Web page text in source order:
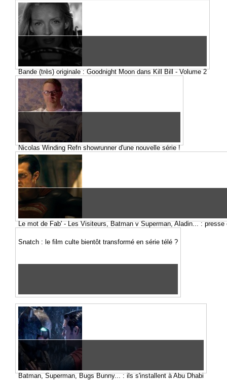
Bande (très) originale : Goodnight Moon dans Kill Bill - Volume 2
Nicolas Winding Refn showrunner d'une nouvelle série !
Le mot de Fab' - Les Visiteurs, Batman v Superman, Aladin... : presse
Snatch : le film culte bientôt transformé en série télé ?
Batman, Superman, Bugs Bunny... : ils s'installent à Abu Dhabi